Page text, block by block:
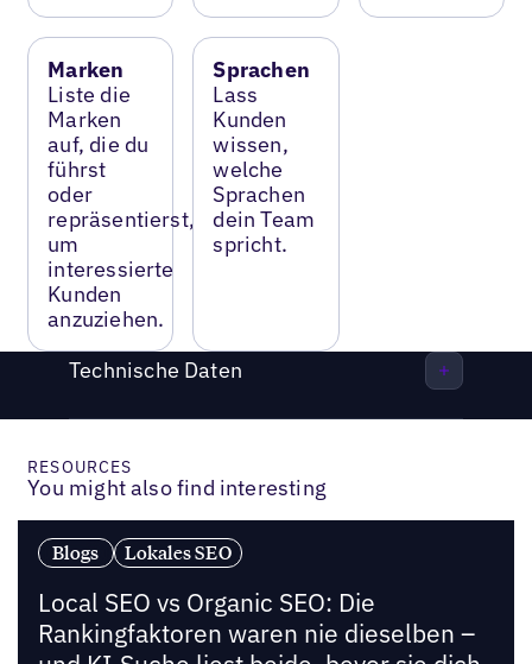
Marken
Liste die
Marken
auf, die du
führst
oder
repräsentierst,
um
interessierte
Kunden
anzuziehen.
Sprachen
Lass
Kunden
wissen,
welche
Sprachen
dein Team
spricht.
Technische Daten
RESOURCES
You might also find interesting
Blogs Lokales SEO
Local SEO vs Organic SEO: Die
Rankingfaktoren waren nie dieselben –